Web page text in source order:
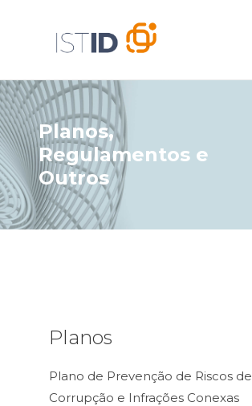
Planos,
Regulamentos e
Outros
Planos
Plano de Prevenção de Riscos de
Corrupção e Infrações Conexas